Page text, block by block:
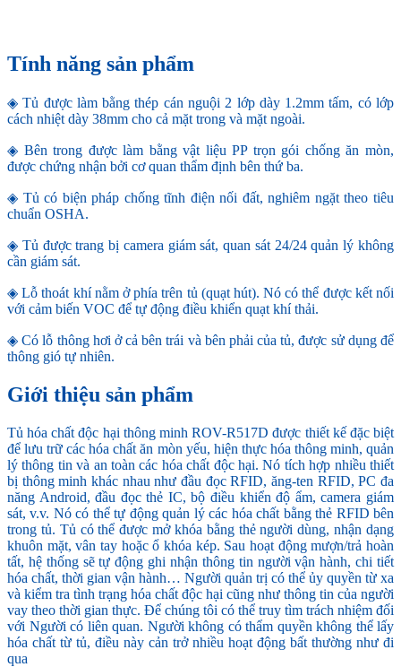
Tính năng sản phẩm
◈ Tủ được làm bằng thép cán nguội 2 lớp dày 1.2mm tấm, có lớp
cách nhiệt dày 38mm cho cả mặt trong và mặt ngoài.
◈ Bên trong được làm bằng vật liệu PP trọn gói chống ăn mòn,
được chứng nhận bởi cơ quan thẩm định bên thứ ba.
◈ Tủ có biện pháp chống tĩnh điện nối đất, nghiêm ngặt theo tiêu
chuẩn OSHA.
◈ Tủ được trang bị camera giám sát, quan sát 24/24 quản lý không
cần giám sát.
◈ Lỗ thoát khí nằm ở phía trên tủ (quạt hút). Nó có thể được kết nối
với cảm biến VOC để tự động điều khiển quạt khí thải.
◈ Có lỗ thông hơi ở cả bên trái và bên phải của tủ, được sử dụng để
thông gió tự nhiên.
Giới thiệu sản phẩm
Tủ hóa chất độc hại thông minh ROV-R517D được thiết kế đặc biệt
để lưu trữ các hóa chất ăn mòn yếu, hiện thực hóa thông minh, quản
lý thông tin và an toàn các hóa chất độc hại. Nó tích hợp nhiều thiết
bị thông minh khác nhau như đầu đọc RFID, ăng-ten RFID, PC đa
năng Android, đầu đọc thẻ IC, bộ điều khiển độ ẩm, camera giám
sát, v.v. Nó có thể tự động quản lý các hóa chất bằng thẻ RFID bên
trong tủ. Tủ có thể được mở khóa bằng thẻ người dùng, nhận dạng
khuôn mặt, vân tay hoặc ổ khóa kép. Sau hoạt động mượn/trả hoàn
tất, hệ thống sẽ tự động ghi nhận thông tin người vận hành, chi tiết
hóa chất, thời gian vận hành… Người quản trị có thể ủy quyền từ xa
và kiểm tra tình trạng hóa chất độc hại cũng như thông tin của người
vay theo thời gian thực. Để chúng tôi có thể truy tìm trách nhiệm đối
với Người có liên quan. Người không có thẩm quyền không thể lấy
hóa chất từ tủ, điều này cản trở nhiều hoạt động bất thường như đi
qua